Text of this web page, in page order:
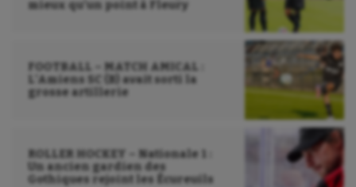
mieux qu’un point à Fleury
FOOTBALL – MATCH AMICAL :
L’Amiens SC (B) avait sorti la
grosse artillerie
ROLLER HOCKEY – Nationale 1 :
Un ancien gardien des
Gothiques rejoint les Écureuils